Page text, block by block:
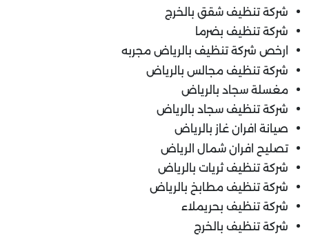
شركة تنظيف شقق بالخرج
شركة تنظيف بضرما
ارخص شركة تنظيف بالرياض مجربه
شركة تنظيف مجالس بالرياض
مغسلة سجاد بالرياض
شركة تنظيف سجاد بالرياض
صيانة افران غاز بالرياض
تصليح افران شمال الرياض
شركة تنظيف ثريات بالرياض
شركة تنظيف مطابخ بالرياض
شركة تنظيف بحريملاء
شركة تنظيف بالخرج